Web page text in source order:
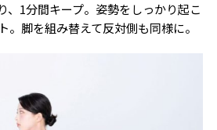
、1分間キープ。姿勢をしっかり起こ
。脚を組み替えて反対側も同様に。